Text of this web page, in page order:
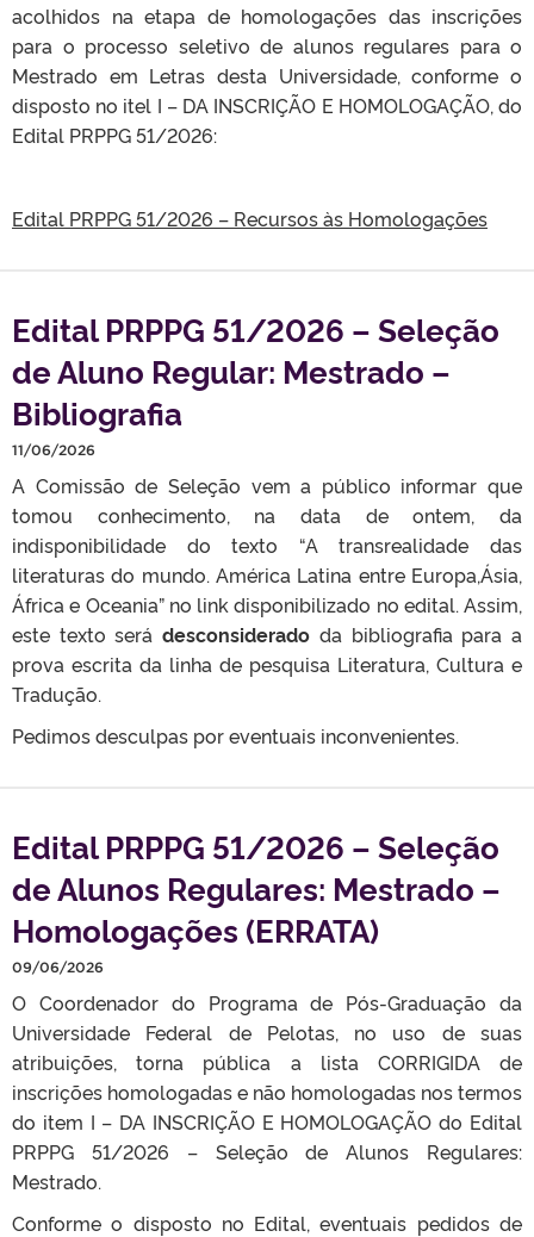
acolhidos na etapa de homologações das inscrições
para o processo seletivo de alunos regulares para o
Mestrado em Letras desta Universidade, conforme o
disposto no itel I – DA INSCRIÇÃO E HOMOLOGAÇÃO, do
Edital PRPPG 51/2026:
Edital PRPPG 51/2026 – Recursos às Homologações
Edital PRPPG 51/2026 – Seleção
de Aluno Regular: Mestrado –
Bibliografia
11/06/2026
A Comissão de Seleção vem a público informar que
tomou conhecimento, na data de ontem, da
indisponibilidade do texto “A transrealidade das
literaturas do mundo. América Latina entre Europa,Ásia,
África e Oceania” no link disponibilizado no edital. Assim,
este texto serádesconsiderado da bibliografia para a
prova escrita da linha de pesquisa Literatura, Cultura e
Tradução.
Pedimos desculpas por eventuais inconvenientes.
Edital PRPPG 51/2026 – Seleção
de Alunos Regulares: Mestrado –
Homologações (ERRATA)
09/06/2026
O Coordenador do Programa de Pós-Graduação da
Universidade Federal de Pelotas, no uso de suas
atribuições, torna pública a lista CORRIGIDA de
inscrições homologadas e não homologadas nos termos
do item I – DA INSCRIÇÃO E HOMOLOGAÇÃO do Edital
PRPPG 51/2026 – Seleção de Alunos Regulares:
Mestrado.
Conforme o disposto no Edital, eventuais pedidos de